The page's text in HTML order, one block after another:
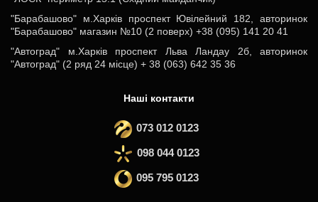
"Барабашово" м.Харків проспект Ювілейний 182, авторинок
"Барабашово" магазин №10 (2 поверх) +38 (095) 141 20 41
"Автоград" м.Харків проспект Льва Ландау 2б, авторинок
"Автоград" (2 ряд 24 місце) + 38 (063) 642 35 36
Наші контакти
073 012 0123
098 044 0123
095 795 0123